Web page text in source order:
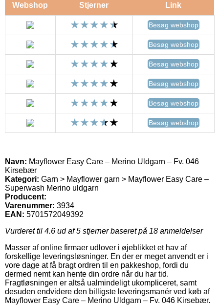
Webshop Stjerner Link
Besøg webshop
Besøg webshop
Besøg webshop
Besøg webshop
Besøg webshop
Besøg webshop
Navn: Mayflower Easy Care – Merino Uldgarn – Fv. 046
Kirsebær
Kategori: Garn > Mayflower garn > Mayflower Easy Care –
Superwash Merino uldgarn
Producent:
Varenummer: 3934
EAN: 5701572049392
Vurderet til 4.6 ud af 5 stjerner baseret på 18 anmeldelser
Masser af online firmaer udlover i øjeblikket et hav af
forskellige leveringsløsninger. En der er meget anvendt er i
vore dage at få bragt ordren til en pakkeshop, fordi du
dermed nemt kan hente din ordre når du har tid.
Fragtløsningen er altså ualmindeligt ukompliceret, samt
desuden endvidere den billigste leveringsmanér ved køb af
Mayflower Easy Care – Merino Uldgarn – Fv. 046 Kirsebær.